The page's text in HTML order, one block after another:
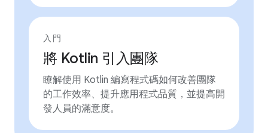
入門
將 Kotlin 引入團隊
瞭解使用 Kotlin 編寫程式碼如何改善團隊
的工作效率、提升應用程式品質，並提高開
發人員的滿意度。